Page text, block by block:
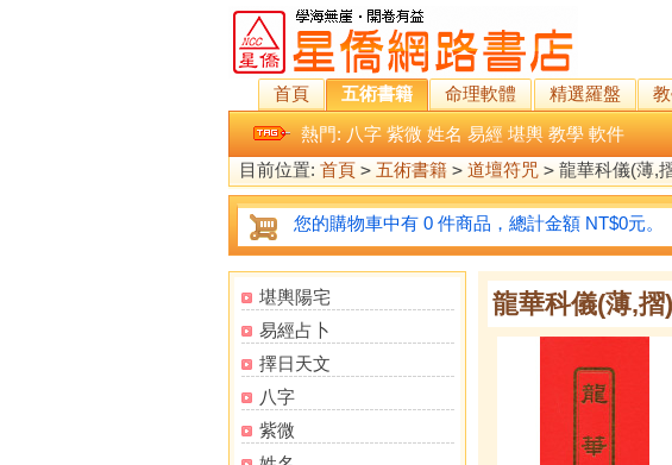
首頁 五術書籍 命理軟體 精選羅盤
熱門: 八字 紫微 姓名 易經 堪輿 教學 軟件
目前位置: 首頁 > 五術書籍 > 道壇符咒 > 龍華科儀(薄,
您的購物車中有 0 件商品，總計金額 NT$0元。
堪輿陽宅
易經占卜
擇日天文
八字
紫微
龍華科儀(薄,摺)